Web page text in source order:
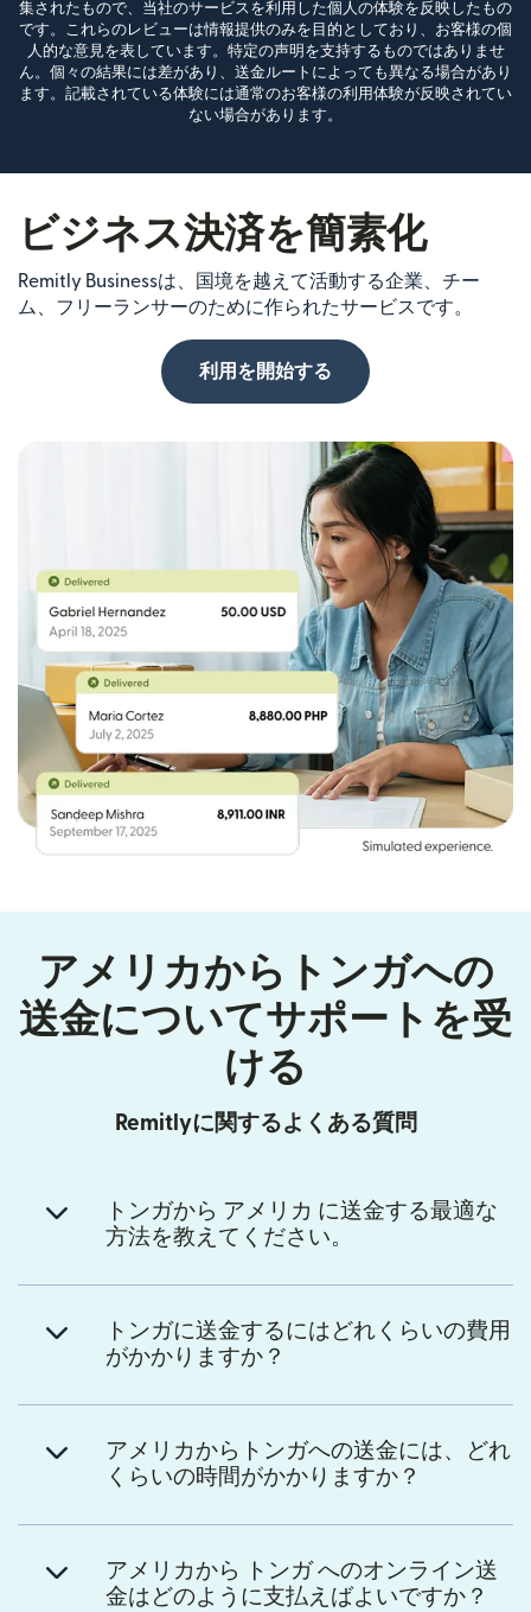
集されたもので、当社のサービスを利用した個人の体験を反映したもの
です。これらのレビューは情報提供のみを目的としており、お客様の個
人的な意見を表しています。特定の声明を支持するものではありませ
ん。個々の結果には差があり、送金ルートによっても異なる場合があり
ます。記載されている体験には通常のお客様の利用体験が反映されてい
ない場合があります。
ビジネス決済を簡素化
Remitly Businessは、国境を越えて活動する企業、チー
ム、フリーランサーのために作られたサービスです。
利用を開始する
アメリカからトンガへの
送金についてサポートを受
ける
Remitlyに関するよくある質問
トンガから アメリカ に送金する最適な
方法を教えてください。
トンガに送金するにはどれくらいの費用
がかかりますか？
アメリカからトンガへの送金には、どれ
くらいの時間がかかりますか？
アメリカから トンガ へのオンライン送
金はどのように支払えばよいですか？